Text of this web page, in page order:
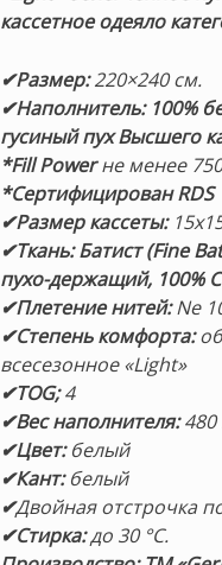
кассетное одеяло
✔Размер:220×240 см.
✔Наполнитель: 100%
гусиный пух Высшего
*Fill Powerне менее
*Сертифицирован RDS
✔Размер кассеты:
✔Ткань: Батист (Fine
пухо-держащий, 100%
✔Плетение нитей:Ne
✔Степень комфорта:
всесезонное «Light»
✔TOG;4
✔Вес наполнителя:480
✔Цвет:белый
✔Кант:белый
✔Двойная отстрочка
✔Стирка:до 30 °С.